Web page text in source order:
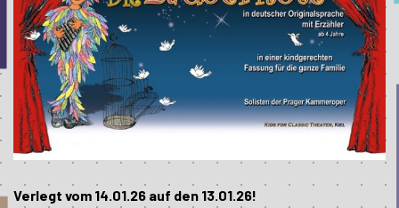
Verlegt vom 14.01.26 auf den 13.01.26!